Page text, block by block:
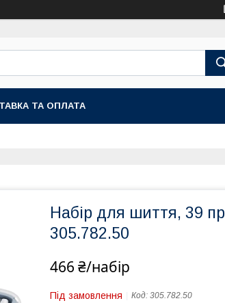
ТА ОПЛАТА
Набір для шиття, 39
305.782.50
466 ₴/набір
Під замовлення Код: 305.782.50